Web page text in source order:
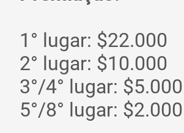
1° lugar: $22.000
2° lugar: $10.000
3°/4° lugar: $5.000
5°/8° lugar: $2.000